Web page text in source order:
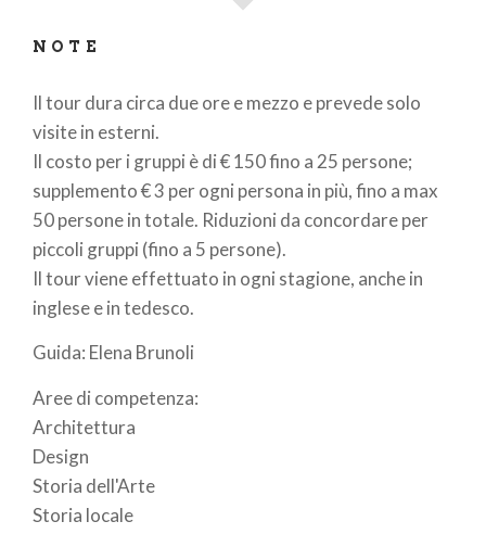
NOTE
Il tour dura circa due ore e mezzo e prevede solo
visite in esterni.
Il costo per i gruppi è di € 150 fino a 25 persone;
supplemento € 3 per ogni persona in più, fino a max
50 persone in totale. Riduzioni da concordare per
piccoli gruppi (fino a 5 persone).
Il tour viene effettuato in ogni stagione, anche in
inglese e in tedesco.
Guida: Elena Brunoli
Aree di competenza:
Architettura
Design
Storia dell'Arte
Storia locale